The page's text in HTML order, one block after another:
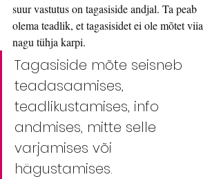
suur vastutus on tagasiside andjal. Ta peab
olema teadlik, et tagasisidet ei ole mõtet viia
nagu tühja karpi.
Tagasiside mõte seisneb
teadasaamises,
teadlikustamises, info
andmises, mitte selle
varjamises või
hägustamises.